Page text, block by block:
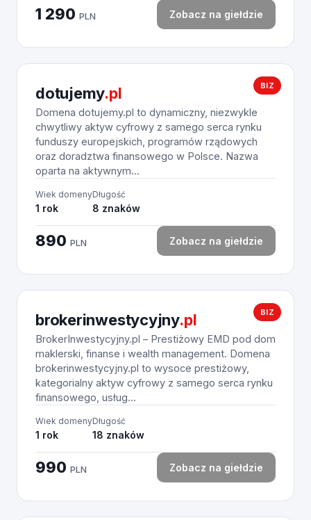
1 290 PLN Zobacz na giełdzie
BIZ
dotujemy.pl
Domena dotujemy.pl to dynamiczny, niezwykle
chwytliwy aktyw cyfrowy z samego serca rynku
funduszy europejskich, programów rządowych
oraz doradztwa finansowego w Polsce. Nazwa
oparta na aktywnym...
Wiek domeny
1 rok
Długość
8 znaków
890 PLN Zobacz na giełdzie
BIZ
brokerinwestycyjny.pl
BrokerInwestycyjny.pl – Prestiżowy EMD pod dom
maklerski, finanse i wealth management. Domena
brokerinwestycyjny.pl to wysoce prestiżowy,
kategorialny aktyw cyfrowy z samego serca rynku
finansowego, usług...
Wiek domeny
1 rok
Długość
18 znaków
990 PLN Zobacz na giełdzie